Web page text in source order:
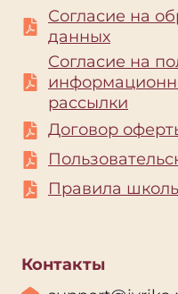
Согласие на
данных
Согласие на
рассылки
Договор
Правила
Контакты